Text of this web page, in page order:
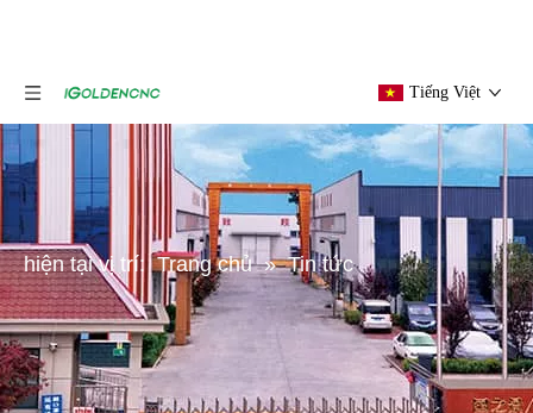
Tiếng Việt
hiện tại vị trí: Trang chủ » Tin tức